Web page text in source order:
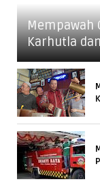
Mempawah
Karhutla